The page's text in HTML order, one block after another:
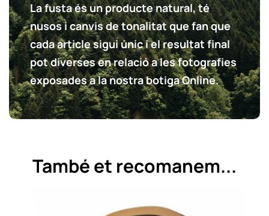
La fusta és un producte natural, té
nusos i canvis de tonalitat que fan que
cada article sigui únic i el resultat final
pot diverses en relació a les fotografies
exposades a la nostra botiga Online.
També et recomanem...